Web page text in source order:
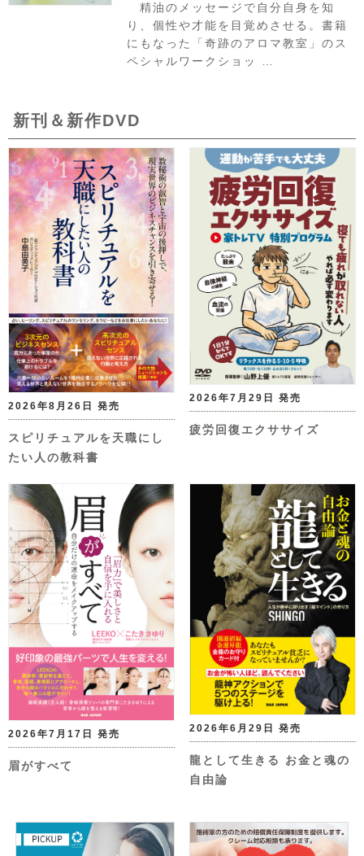
精油のメッセージで自分自身を知
り、個性や才能を目覚めさせる。書籍
にもなった「奇跡のアロマ教室」のス
ペシャルワークショッ …
新刊＆新作DVD
2026年8月26日 発売
スピリチュアルを天職にし
たい人の教科書
2026年7月29日 発売
疲労回復エクササイズ
2026年7月17日 発売
眉がすべて
2026年6月29日 発売
龍として生きる お金と魂の
自由論